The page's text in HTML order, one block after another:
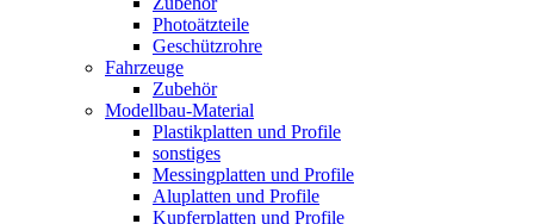
Photoätzteile
Geschützrohre
Fahrzeuge
Zubehör
Modellbau-Material
Plastikplatten und Profile
sonstiges
Messingplatten und Profile
Aluplatten und Profile
Kupferplatten und Profile